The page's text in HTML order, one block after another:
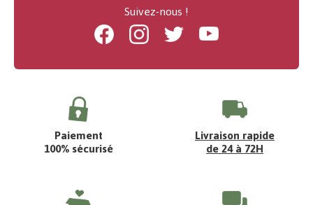
Suivez-nous !
FacebookInstagramTwitter Youtube
Paiement
100% sécurisé
Livraison rapide
de 24 à 72H